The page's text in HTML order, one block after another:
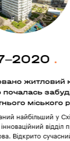
.
забудівля
міського
у Східній
відділ
сучасний